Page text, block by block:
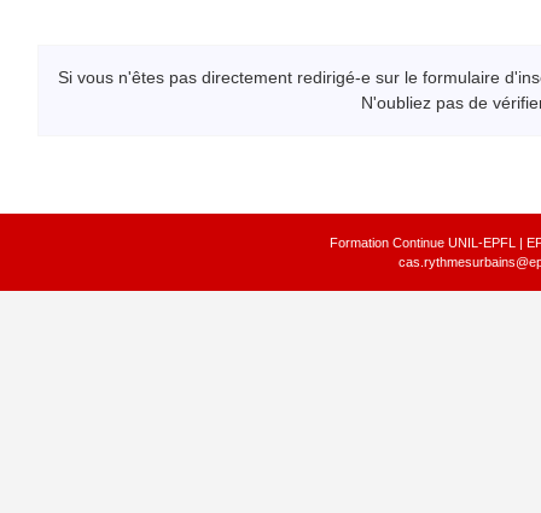
Si vous n'êtes pas directement redirigé-e sur le formulaire
N'oubliez pas de
Formation Continue UNIL-EPFL |